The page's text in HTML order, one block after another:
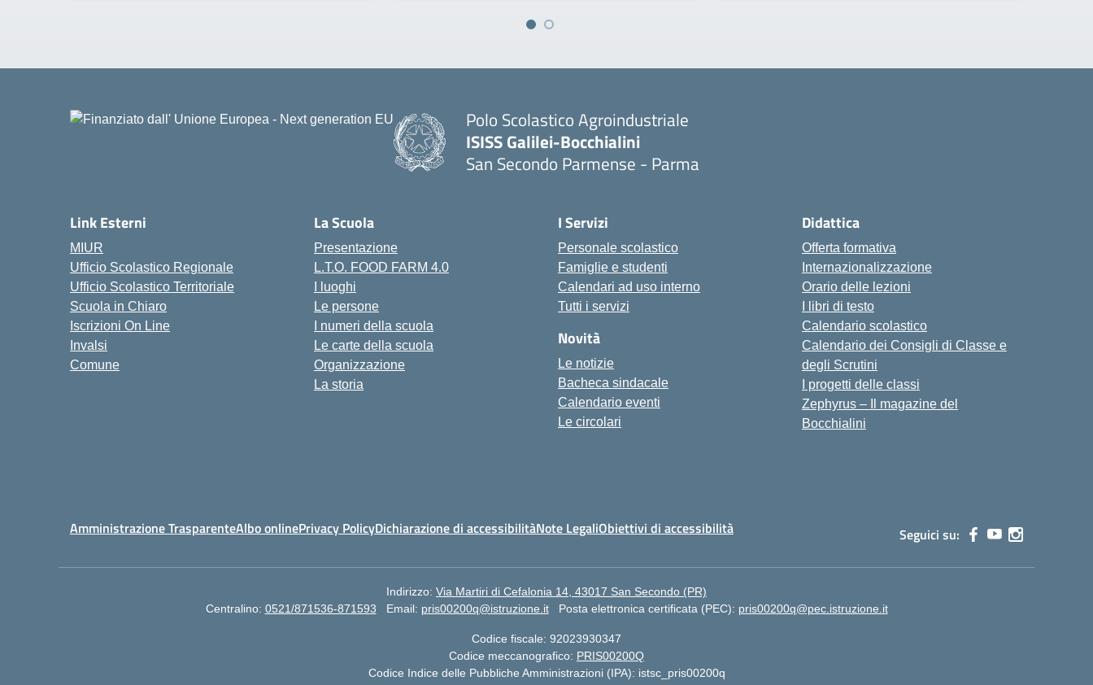
Polo Scolastico Agroindustriale
ISISS Galilei-Bocchialini
San Secondo Parmense - Parma
Link Esterni
MIUR
Ufficio Scolastico Regionale
Ufficio Scolastico Territoriale
Scuola in Chiaro
Iscrizioni On Line
Invalsi
Comune
La Scuola
Presentazione
L.T.O. FOOD FARM 4.0
I luoghi
Le persone
I numeri della scuola
Le carte della scuola
Organizzazione
La storia
I Servizi
Personale scolastico
Famiglie e studenti
Calendari ad uso interno
Tutti i servizi
Novità
Le notizie
Bacheca sindacale
Calendario eventi
Le circolari
Didattica
Offerta formativa
Internazionalizzazione
Orario delle lezioni
I libri di testo
Calendario scolastico
Calendario dei Consigli di Classe e
degli Scrutini
I progetti delle classi
Zephyrus – Il magazine del
Bocchialini
Amministrazione TrasparenteAlbo onlinePrivacy PolicyDichiarazione di accessibilitàNote LegaliObiettivi di accessibilità Seguici su:
Indirizzo: Via Martiri di Cefalonia 14, 43017 San Secondo (PR)
Centralino: 0521/871536-871593 Email: pris00200q@istruzione.it Posta elettronica certificata (PEC): pris00200q@pec.istruzione.it
Codice fiscale: 92023930347
Codice meccanografico: PRIS00200Q
Codice Indice delle Pubbliche Amministrazioni (IPA): istsc_pris00200q